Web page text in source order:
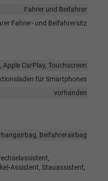
Fahrer und Beifahrer
Fahrer- und Beifahrersitz
CarPlay, Touchscreen
für Smartphones
vorhanden
Beifahrerairbag
Assistent, Stauassistent,